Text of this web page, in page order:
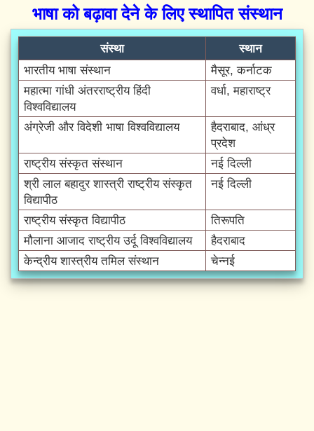
भाषा को बढ़ावा देने के लिए स्थापित संस्थान
संस्था
स्थान
भारतीय भाषा संस्थान
मैसूर, कर्नाटक
महात्मा गांधी अंतरराष्ट्रीय हिंदी
विश्वविद्यालय
वर्धा, महाराष्ट्र
अंग्रेजी और विदेशी भाषा विश्वविद्यालय
हैदराबाद, आंध्र
प्रदेश
राष्ट्रीय संस्कृत संस्थान
नई दिल्ली
श्री लाल बहादुर शास्त्री राष्ट्रीय संस्कृत
विद्यापीठ
नई दिल्ली
राष्ट्रीय संस्कृत विद्यापीठ
तिरूपति
मौलाना आजाद राष्ट्रीय उर्दू विश्वविद्यालय
हैदराबाद
केन्द्रीय शास्त्रीय तमिल संस्थान
चेन्नई